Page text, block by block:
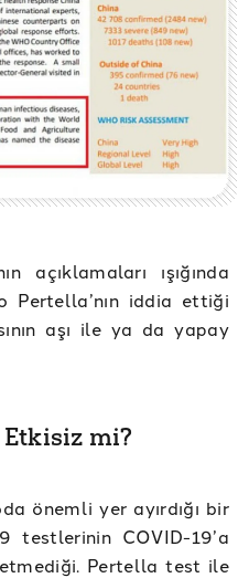
açıklamaları ışığında
Pertella’nın iddia ettiği
aşı ile ya da yapay
Etkisiz mi?
önemli yer ayırdığı bir
testlerinin COVID-19’a
Pertella test ile